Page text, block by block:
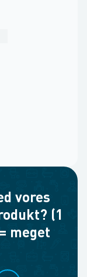
vores
(1
meget